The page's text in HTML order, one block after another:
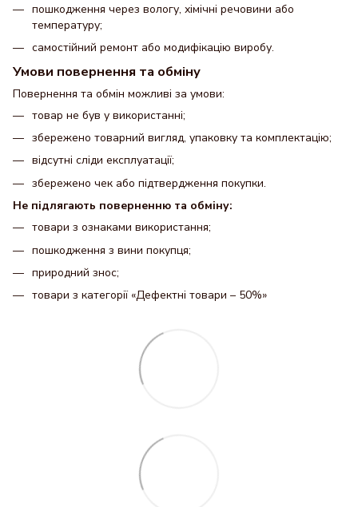
пошкодження через вологу, хімічні речовини або
температуру;
самостійний ремонт або модифікацію виробу.
Умови повернення та обміну
Повернення та обмін можливі за умови:
товар не був у використанні;
збережено товарний вигляд, упаковку та комплектацію;
відсутні сліди експлуатації;
збережено чек або підтвердження покупки.
Не підлягають поверненню та обміну:
товари з ознаками використання;
пошкодження з вини покупця;
природний знос;
товари з категорії «Дефектні товари – 50%»